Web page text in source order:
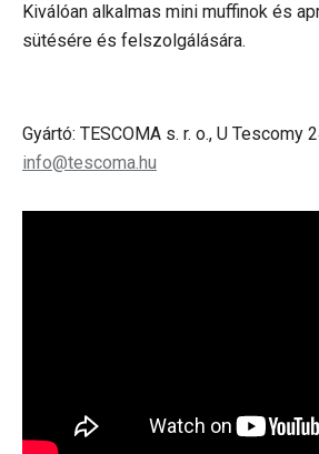
Kiválóan alkalmas mini muffinok és
sütésére és felszolgálására.
Gyártó: TESCOMA s. r. o., U Tescomy
info@tescoma.hu